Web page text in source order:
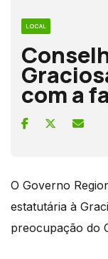
LOCAL
com a
O Governo
estatutária à
preocupação do